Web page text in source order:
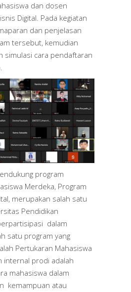
dan dosen
Digital. Pada kegiatan
dan penjelasan
tersebut, kemudian
simulasi cara pendaftaran
program
Merdeka, Program
merupakan salah satu
Pendidikan
dalam
satu program yang
Pertukaran Mahasiswa
internal prodi adalah
mahasiswa dalam
kemampuan atau